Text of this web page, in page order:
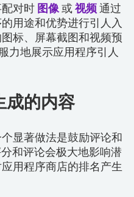
对时 图像或视频通过
用途和优势进行引人入
标、屏幕截图和视频预
力地展示应用程序引人
成的内容
显著做法是鼓励评论和
和评论会极大地影响潜
用程序商店的排名产生